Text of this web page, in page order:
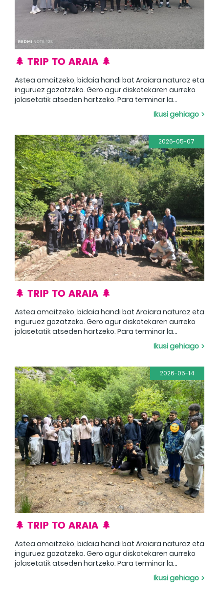
🌲 TRIP TO ARAIA 🌲
Astea amaitzeko, bidaia handi bat Araiara naturaz eta
inguruez gozatzeko. Gero agur diskotekaren aurreko
jolasetatik atseden hartzeko. Para terminar la
semana, un gran viaje a Araia para disfrutar de la
naturaleza y sus alrededores. Luego adiós para
Ikusi gehiago
2026-05-07
🌲 TRIP TO ARAIA 🌲
Astea amaitzeko, bidaia handi bat Araiara naturaz eta
inguruez gozatzeko. Gero agur diskotekaren aurreko
jolasetatik atseden hartzeko. Para terminar la
semana, un gran viaje a Araia para disfrutar de la
Ikusi gehiago
2026-05-14
🌲 TRIP TO ARAIA 🌲
Astea amaitzeko, bidaia handi bat Araiara naturaz eta
inguruez gozatzeko. Gero agur diskotekaren aurreko
jolasetatik atseden hartzeko. Para terminar la
semana, un gran viaje a Araia para disfrutar de la
naturaleza y sus alrededores. Luego adiós para
Ikusi gehiago